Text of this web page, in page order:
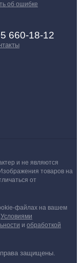
об ошибке
660-18-12
и не являются
Изображения товаров на
от
на вашем
Условиями
и обработкой
защищены.